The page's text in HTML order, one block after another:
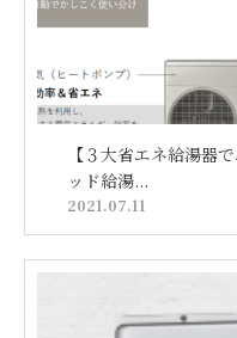
【３大省エネ給湯器
ッド給湯...
2021.07.11